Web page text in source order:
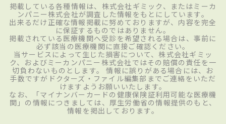
掲載している各種情報は、株式会社ギミック、またはミーカ
ンパニー株式会社が調査した情報をもとにしています。
出来るだけ正確な情報掲載に努めておりますが、内容を完全
に保証するものではありません。
掲載されている医療機関へ受診を希望される場合は、事前に
必ず該当の医療機関に直接ご確認ください。
当サービスによって生じた損害について、株式会社ギミッ
ク、およびミーカンパニー株式会社ではその賠償の責任を一
切負わないものとします。 情報に誤りがある場合には、お
手数ですがドクターズ・ファイル編集部までご連絡をいただ
けますようお願いいたします。
なお、「マイナンバーカードの健康保険証利用可能な医療機
関」の情報につきましては、厚生労働省の情報提供のもと、
情報を掲出しております。